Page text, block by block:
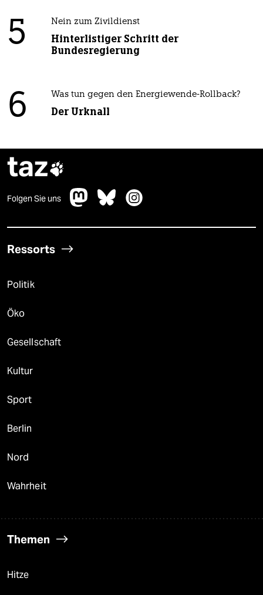
5 Nein zum Zivildienst
Hinterlistiger Schritt der
Bundesregierung
6 Was tun gegen den Energiewende-Rollback?
Der Urknall
taz
Folgen Sie uns
Ressorts
Politik
Öko
Gesellschaft
Kultur
Sport
Berlin
Nord
Wahrheit
Themen
Hitze